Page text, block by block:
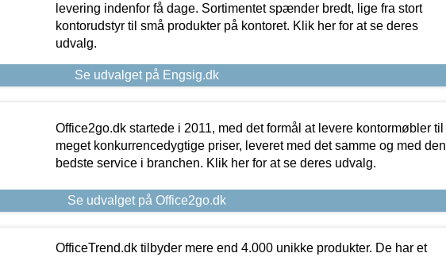
levering indenfor få dage. Sortimentet spænder bredt, lige fra stort
kontorudstyr til små produkter på kontoret. Klik her for at se deres
udvalg.
Se udvalget på Engsig.dk
Office2go.dk startede i 2011, med det formål at levere kontormøbler til
meget konkurrencedygtige priser, leveret med det samme og med den
bedste service i branchen. Klik her for at se deres udvalg.
Se udvalget på Office2go.dk
OfficeTrend.dk tilbyder mere end 4.000 unikke produkter. De har et